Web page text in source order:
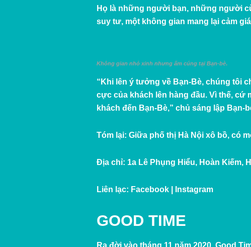
Họ là những người bạn, những người
suy tư, một không gian mang lại cảm
Không gian nhỏ xinh nhưng ấm cúng tại Bạn-bè.
“Khi lên ý tưởng về Bạn-Bè, chúng tôi
cực của khách lên hàng đầu. Vì thế, cứ
khách đến Bạn-Bè,” chủ sáng lập Bạn-
Tóm lại: Giữa phố thị Hà Nội xô bồ, có
Địa chỉ: 1a Lê Phụng Hiểu, Hoàn Kiếm,
Liên lạc: Facebook Instagram
GOOD TIME